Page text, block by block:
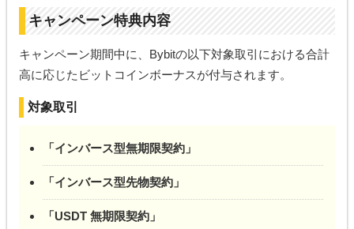
キャンペーン特典内容
キャンペーン期間中に、Bybitの以下対象取引における合計
高に応じたビットコインボーナスが付与されます。
対象取引
「インバース型無期限契約」
「インバース型先物契約」
「USDT 無期限契約」